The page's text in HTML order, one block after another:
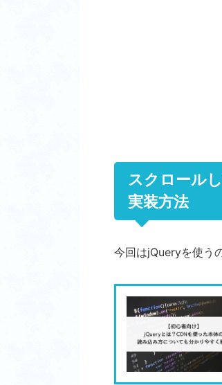
スクロール
実装方法
今回はjQueryを使う